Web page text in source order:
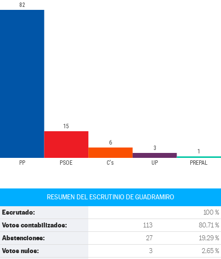
PP PSOE C's UP PREPAL
82
15
6
3 1
RESUMEN DEL ESCRUTINIO DE GUADRAMIRO
Escrutado: 100 %
Votos contabilizados: 113 80,71 %
Abstenciones: 27 19,29 %
Votos nulos: 3 2,65 %